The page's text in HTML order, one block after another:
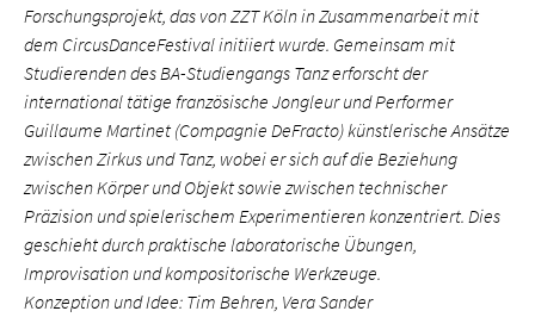
Forschungsprojekt, das von ZZT Köln in Zusammenarbeit mit
dem CircusDanceFestival initiiert wurde. Gemeinsam mit
Studierenden des BA-Studiengangs Tanz erforscht der
international tätige französische Jongleur und Performer
Guillaume Martinet (Compagnie DeFracto) künstlerische Ansätze
zwischen Zirkus und Tanz, wobei er sich auf die Beziehung
zwischen Körper und Objekt sowie zwischen technischer
Präzision und spielerischem Experimentieren konzentriert. Dies
geschieht durch praktische laboratorische Übungen,
Improvisation und kompositorische Werkzeuge.
Konzeption und Idee: Tim Behren, Vera Sander